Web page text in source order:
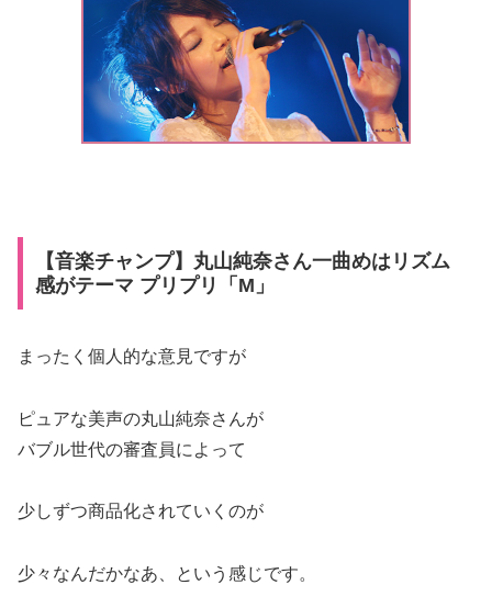
【音楽チャンプ】丸山純奈さん一曲めはリズム
感がテーマ プリプリ「M」
まったく個人的な意見ですが
ピュアな美声の丸山純奈さんが
バブル世代の審査員によって
少しずつ商品化されていくのが
少々なんだかなあ、という感じです。